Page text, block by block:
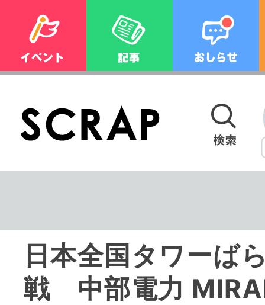
日本全国タワーば
戦 中部電力